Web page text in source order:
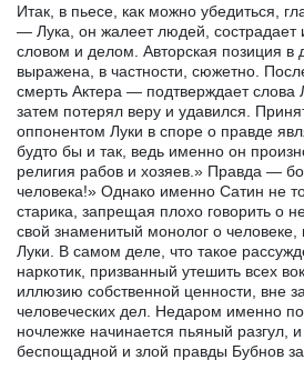
Итак, в пьесе, как можно убедиться,
— Лука, он жалеет людей, сострадает
словом и делом. Авторская позиция в
выражена, в частности, сюжетно.
смерть Актера — подтверждает слова
затем потерял веру и удавился.
оппонентом Луки в споре о правде
будто бы и так, ведь именно он
религия рабов и хозяев.» Правда —
человека!» Однако именно Сатин не
старика, запрещая плохо говорить о
свой знаменитый монолог о
Луки. В самом деле, что такое
наркотик, призванный утешить всех
иллюзию собственной ценности, вне
человеческих дел. Недаром именно
ночлежке начинается пьяный разгул,
беспощадной и злой правды Бубнов